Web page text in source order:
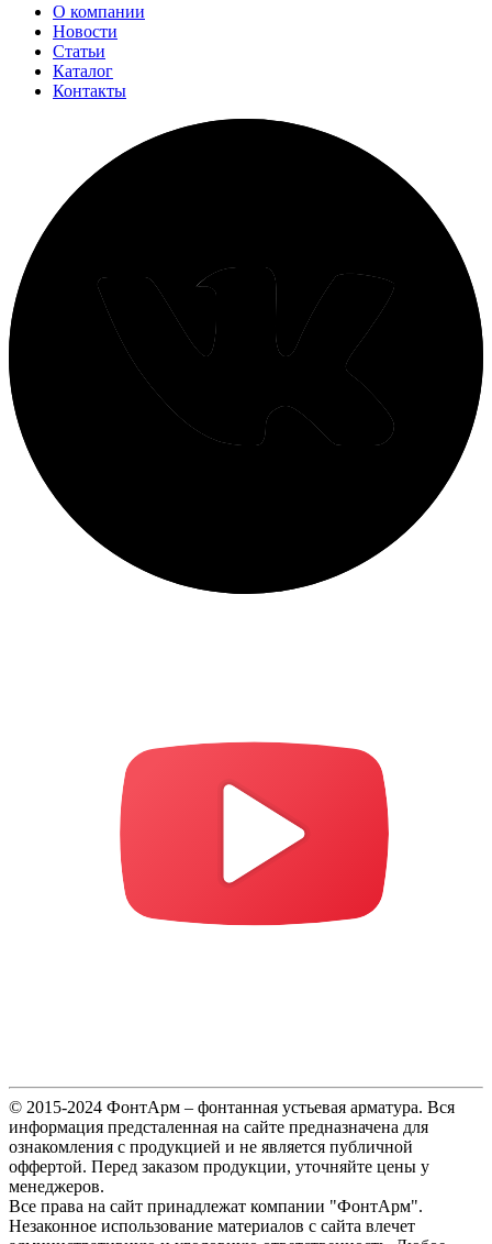
О компании
Новости
Статьи
Каталог
Контакты
© 2015-2024 ФонтАрм – фонтанная устьевая арматура. Вся
информация предсталенная на сайте предназначена для
ознакомления с продукцией и не является публичной
оффертой. Перед заказом продукции, уточняйте цены у
менеджеров.
Все права на сайт принадлежат компании "ФонтАрм".
Незаконное использование материалов с сайта влечет